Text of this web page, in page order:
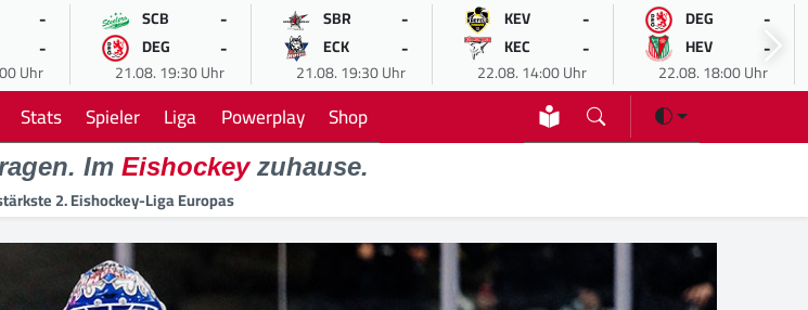
-
-
Uhr
SCB -
DEG -
21.08. 19:30 Uhr
SBR -
ECK -
21.08. 19:30 Uhr
KEV -
KEC -
22.08. 14:00 Uhr
DEG -
HEV -
22.08. 18:00 Uhr
Stats Spieler Liga Powerplay Shop
Im Eishockeyzuhause.
2. Eishockey-Liga Europas